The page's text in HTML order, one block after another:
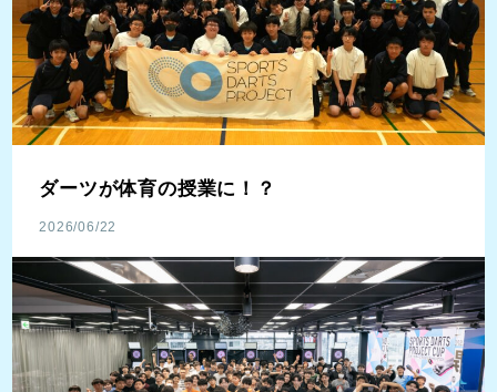
ダーツが体育の授業に！？
2026/06/22